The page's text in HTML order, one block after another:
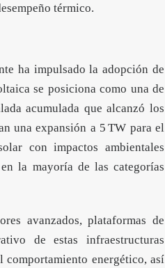
térmico.
ha impulsado la adopción de
se posiciona como una de
acumulada que alcanzó los
una expansión a 5 TW para el
con impactos ambientales
la mayoría de las categorías
avanzados, plataformas de
de estas infraestructuras
comportamiento energético, así